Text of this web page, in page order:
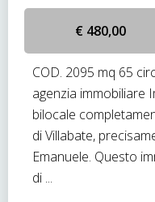
€ 480,00
COD. 2095 mq 65
agenzia immobiliare
bilocale
di Villabate,
Emanuele. Questo
di ...